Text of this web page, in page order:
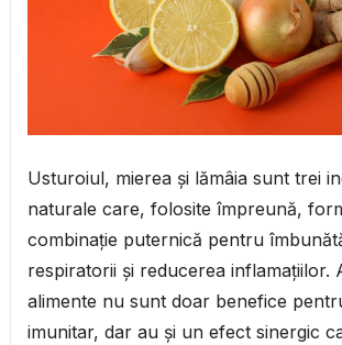
Usturoiul, mierea și lămâia sunt trei
naturale care, folosite împreună,
combinație puternică pentru
respiratorii și reducerea inflamațiilor.
alimente nu sunt doar benefice
imunitar, dar au și un efect sinergic